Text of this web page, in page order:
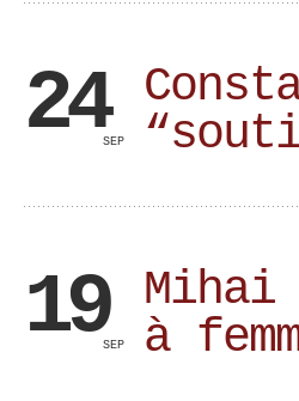
24SEP
19SEP
Mihai
à